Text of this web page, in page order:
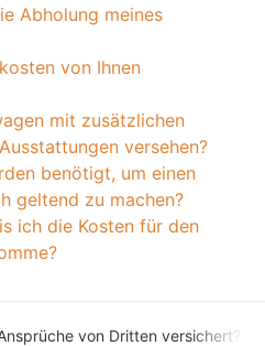
Abholung meines
von Ihnen
mit zusätzlichen
versehen?
benötigt, um einen
geltend zu machen?
ich die Kosten für den
von Dritten versichert?